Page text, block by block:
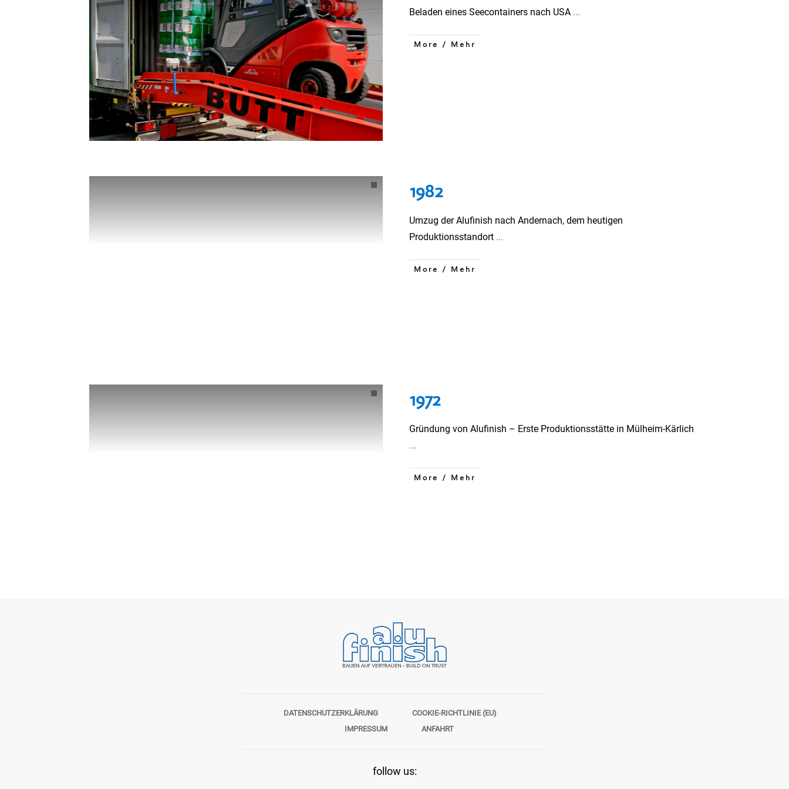
Beladen eines Seecontainers nach USA ...
More / Mehr
1982
Umzug der Alufinish nach Andernach, dem heutigen
Produktionsstandort ...
More / Mehr
1972
Gründung von Alufinish – Erste Produktionsstätte in Mülheim-Kärlich
...
More / Mehr
DATENSCHUTZERKLÄRUNG
COOKIE-RICHTLINIE (EU)
IMPRESSUM
ANFAHRT
follow us: